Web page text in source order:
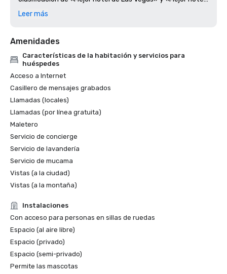
de Nevada» de 2024
Leer más
Amenidades
Características de la habitación y servicios para
huéspedes
Acceso a Internet
Casillero de mensajes grabados
Llamadas (locales)
Llamadas (por línea gratuita)
Maletero
Servicio de concierge
Servicio de lavandería
Servicio de mucama
Vistas (a la ciudad)
Vistas (a la montaña)
Instalaciones
Con acceso para personas en sillas de ruedas
Espacio (al aire libre)
Espacio (privado)
Espacio (semi-privado)
Permite las mascotas